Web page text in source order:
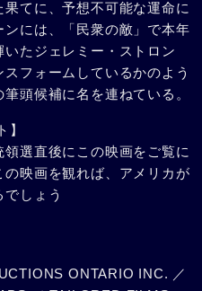
てに、予想不可能な運命に
には、「民衆の敵」で本年
たジェレミー・ストロン
フォームしているかのよう
頭候補に名を連ねている。
】
選直後にこの映画をご覧に
映画を観れば、アメリカが
しょう
ONTARIO INC. ／